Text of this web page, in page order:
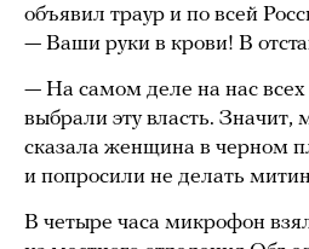
объявил траур и по всей
— Ваши руки в крови! В
— На самом деле на нас
выбрали эту власть. Значит,
сказала женщина в черном
и попросили не делать
В четыре часа микрофон